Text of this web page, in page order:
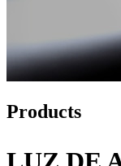
Products